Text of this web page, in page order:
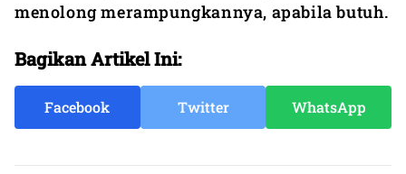
menolong merampungkannya, apabila butuh.
Bagikan Artikel Ini:
Facebook Twitter WhatsApp